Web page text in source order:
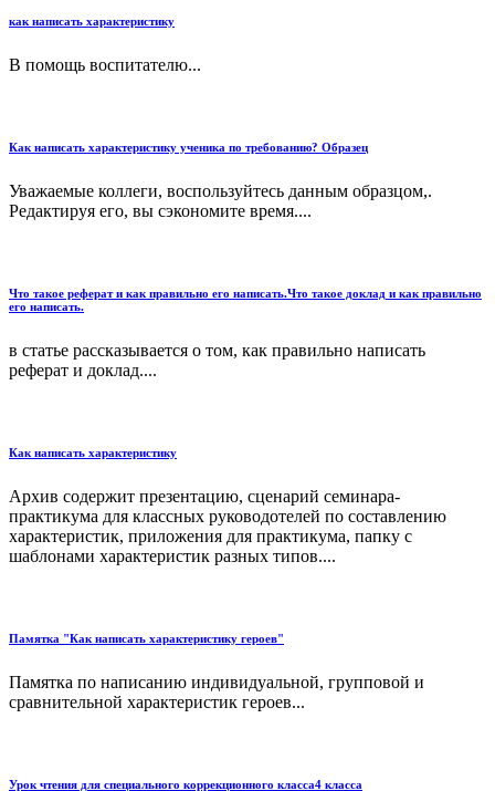
как написать характеристику
В помощь воспитателю...
Как написать характеристику ученика по требованию? Образец
Уважаемые коллеги, воспользуйтесь данным образцом,.
Редактируя его, вы сэкономите время....
Что такое реферат и как правильно его написать.Что такое доклад и как правильно
его написать.
в статье рассказывается о том, как правильно написать
реферат и доклад....
Как написать характеристику
Архив содержит презентацию, сценарий семинара-
практикума для классных руководотелей по составлению
характеристик, приложения для практикума, папку с
шаблонами характеристик разных типов....
Памятка "Как написать характеристику героев"
Памятка по написанию индивидуальной, групповой и
сравнительной характеристик героев...
Урок чтения для специального коррекционного класса4 класса